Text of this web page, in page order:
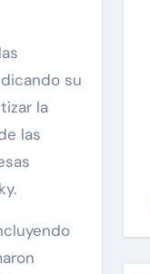
su
la
las